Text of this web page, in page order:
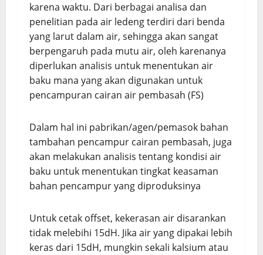
karena waktu. Dari berbagai analisa dan
penelitian pada air ledeng terdiri dari benda
yang larut dalam air, sehingga akan sangat
berpengaruh pada mutu air, oleh karenanya
diperlukan analisis untuk menentukan air
baku mana yang akan digunakan untuk
pencampuran cairan air pembasah (FS)
Dalam hal ini pabrikan/agen/pemasok bahan
tambahan pencampur cairan pembasah, juga
akan melakukan analisis tentang kondisi air
baku untuk menentukan tingkat keasaman
bahan pencampur yang diproduksinya
Untuk cetak offset, kekerasan air disarankan
tidak melebihi 15dH. Jika air yang dipakai lebih
keras dari 15dH, mungkin sekali kalsium atau